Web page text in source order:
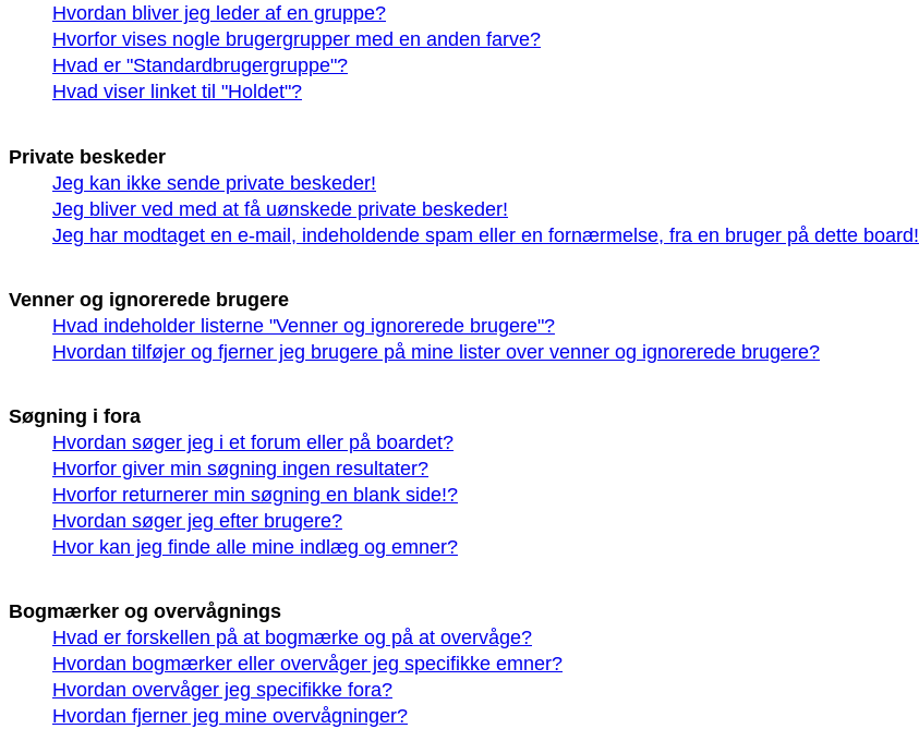
Hvordan bliver jeg leder af en gruppe?
Hvorfor vises nogle brugergrupper med en anden farve?
Hvad er "Standardbrugergruppe"?
Hvad viser linket til "Holdet"?
Private beskeder
Jeg kan ikke sende private beskeder!
Jeg bliver ved med at få uønskede private beskeder!
Jeg har modtaget en e-mail, indeholdende spam eller en fornærmelse, fra en bruger på dette board!
Venner og ignorerede brugere
Hvad indeholder listerne "Venner og ignorerede brugere"?
Hvordan tilføjer og fjerner jeg brugere på mine lister over venner og ignorerede brugere?
Søgning i fora
Hvordan søger jeg i et forum eller på boardet?
Hvorfor giver min søgning ingen resultater?
Hvorfor returnerer min søgning en blank side!?
Hvordan søger jeg efter brugere?
Hvor kan jeg finde alle mine indlæg og emner?
Bogmærker og overvågnings
Hvad er forskellen på at bogmærke og på at overvåge?
Hvordan bogmærker eller overvåger jeg specifikke emner?
Hvordan overvåger jeg specifikke fora?
Hvordan fjerner jeg mine overvågninger?